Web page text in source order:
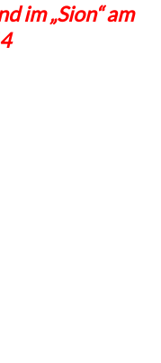
im „Sion“ am